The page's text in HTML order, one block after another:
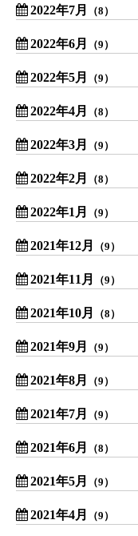
2022年7月 （8）
2022年6月 （9）
2022年5月 （9）
2022年4月 （8）
2022年3月 （9）
2022年2月 （8）
2022年1月 （9）
2021年12月 （9）
2021年11月 （9）
2021年10月 （8）
2021年9月 （9）
2021年8月 （9）
2021年7月 （9）
2021年6月 （8）
2021年5月 （9）
2021年4月 （9）